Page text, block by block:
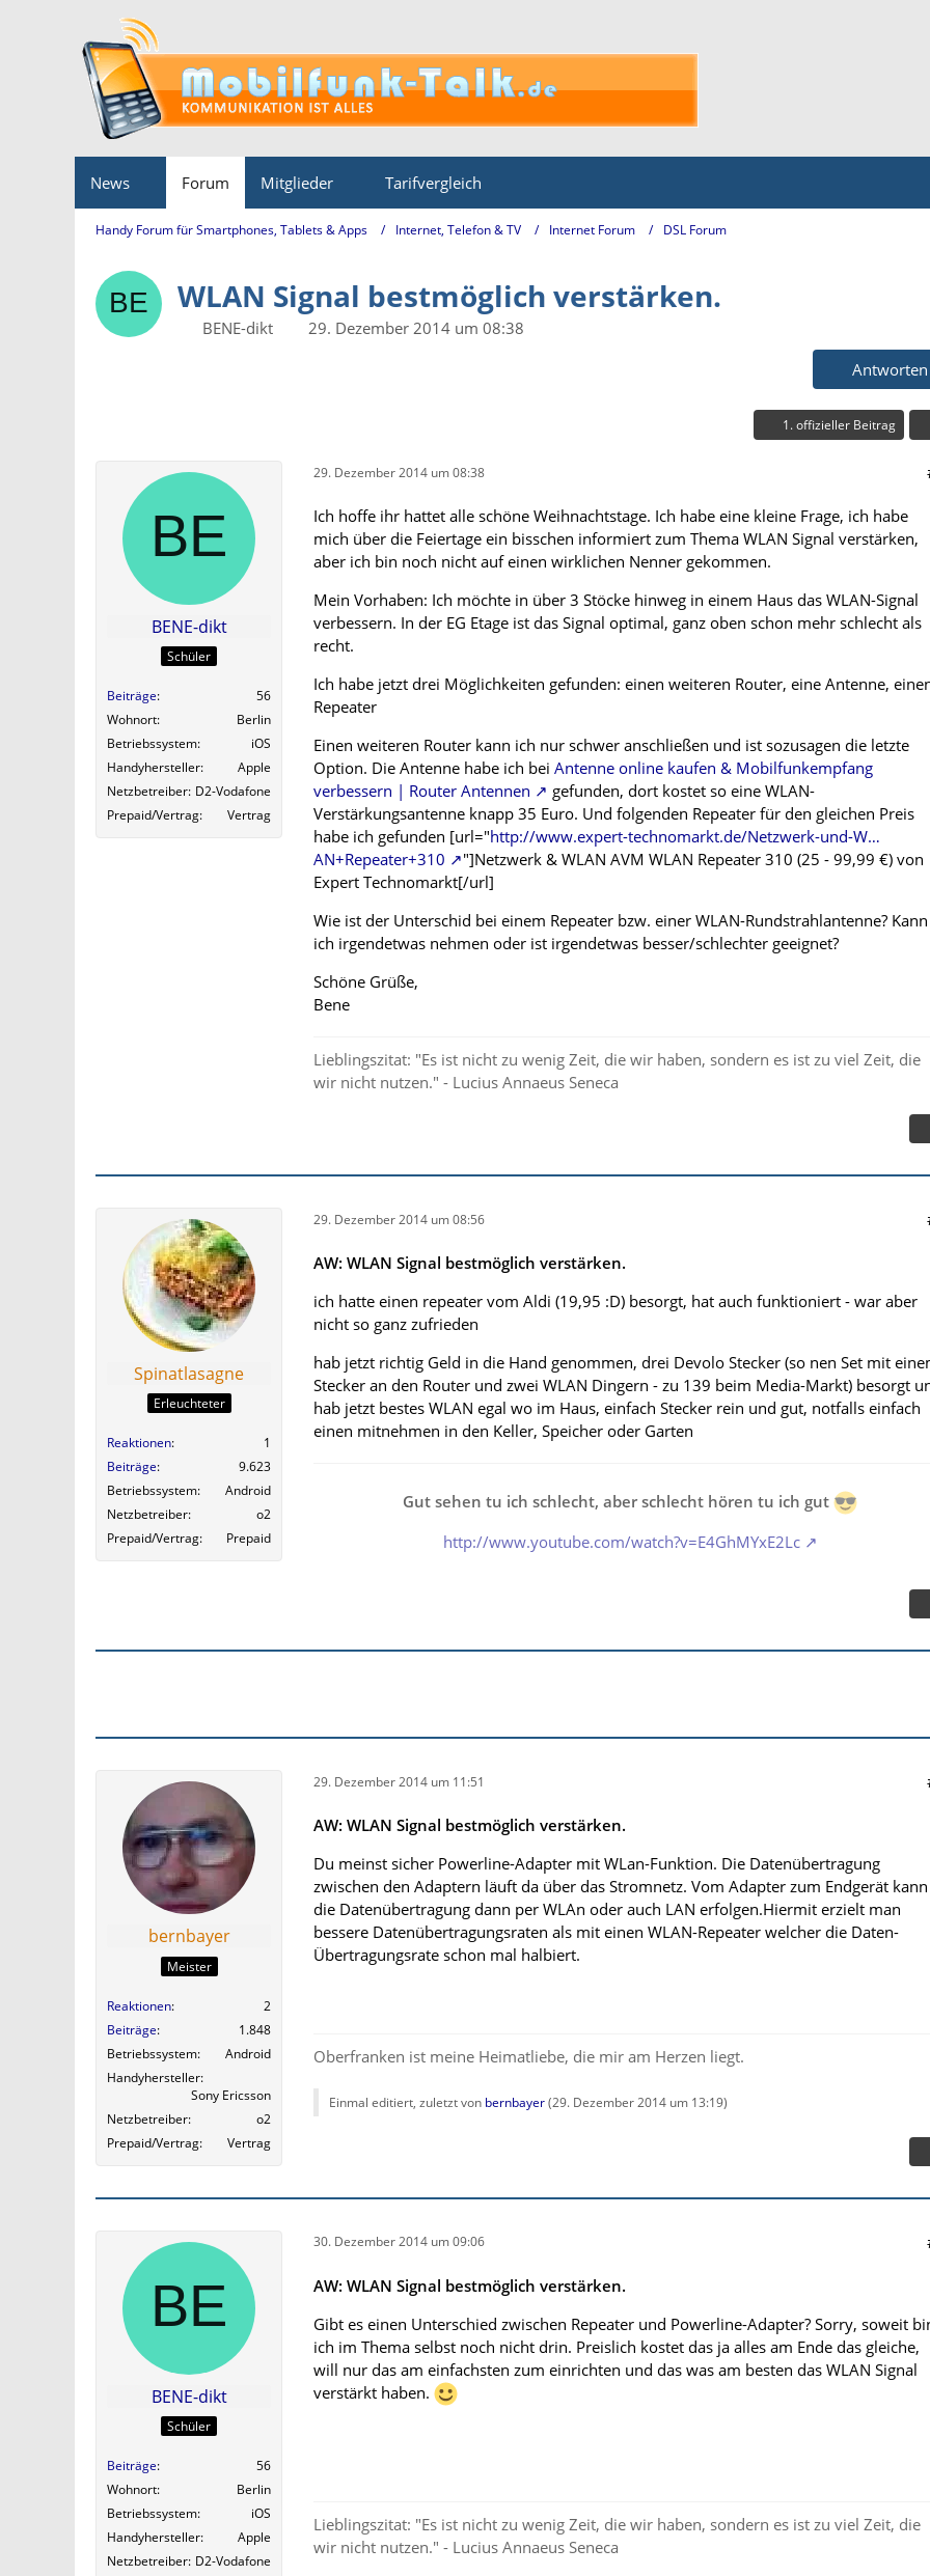
News Forum Mitglieder Tarifvergleich
Handy Forum für Smartphones, Tablets & Apps Internet, Telefon & TV Internet Forum DSL Forum
WLAN Signal bestmöglich verstärken.
BENE-dikt
29. Dezember 2014 um 08:38
Antworten
1. offizieller Beitrag
BENE-dikt
Schüler
Beiträge
56
Wohnort
Berlin
Betriebssystem
iOS
Handyhersteller
Apple
Netzbetreiber D2-Vodafone
Prepaid/Vertrag
Vertrag
29. Dezember 2014 um 08:38
Ich hoffe ihr hattet alle schöne Weihnachtstage. Ich habe eine kleine Frage, ich habe
mich über die Feiertage ein bisschen informiert zum Thema WLAN Signal verstärken,
aber ich bin noch nicht auf einen wirklichen Nenner gekommen.
Mein Vorhaben: Ich möchte in über 3 Stöcke hinweg in einem Haus das WLAN-Signal
verbessern. In der EG Etage ist das Signal optimal, ganz oben schon mehr schlecht als
recht.
Ich habe jetzt drei Möglichkeiten gefunden: einen weiteren Router, eine Antenne,
Repeater
Einen weiteren Router kann ich nur schwer anschließen und ist sozusagen die letzte
Option. Die Antenne habe ich bei Antenne online kaufen & Mobilfunkempfang
verbessern | Router Antennen
gefunden, dort kostet so eine WLAN-
Verstärkungsantenne knapp 35 Euro. Und folgenden Repeater für den gleichen Preis
habe ich gefunden [url="http://www.expert-technomarkt.de/Netzwerk-und-W…
AN+Repeater+310
"]Netzwerk & WLAN AVM WLAN Repeater 310 (25 - 99,99 €) von
Expert Technomarkt[/url]
Wie ist der Unterschid bei einem Repeater bzw. einer WLAN-Rundstrahlantenne? Kann
ich irgendetwas nehmen oder ist irgendetwas besser/schlechter geeignet?
Schöne Grüße,
Bene
Lieblingszitat: "Es ist nicht zu wenig Zeit, die wir haben, sondern es ist zu viel Zeit, die
wir nicht nutzen." - Lucius Annaeus Seneca
Spinatlasagne
Erleuchteter
Reaktionen
1
Beiträge
9.623
Betriebssystem
Android
Netzbetreiber
o2
Prepaid/Vertrag
Prepaid
29. Dezember 2014 um 08:56
AW: WLAN Signal bestmöglich verstärken.
ich hatte einen repeater vom Aldi (19,95 :D) besorgt, hat auch funktioniert - war aber
nicht so ganz zufrieden
hab jetzt richtig Geld in die Hand genommen, drei Devolo Stecker (so nen Set mit
Stecker an den Router und zwei WLAN Dingern - zu 139 beim Media-Markt) besorgt
hab jetzt bestes WLAN egal wo im Haus, einfach Stecker rein und gut, notfalls einfach
einen mitnehmen in den Keller, Speicher oder Garten
Gut sehen tu ich schlecht, aber schlecht hören tu ich gut
http://www.youtube.com/watch?v=E4GhMYxE2Lc
bernbayer
Meister
Reaktionen
2
Beiträge
1.848
Betriebssystem
Android
Handyhersteller
Sony Ericsson
Netzbetreiber
o2
Prepaid/Vertrag
Vertrag
29. Dezember 2014 um 11:51
AW: WLAN Signal bestmöglich verstärken.
Du meinst sicher Powerline-Adapter mit WLan-Funktion. Die Datenübertragung
zwischen den Adaptern läuft da über das Stromnetz. Vom Adapter zum Endgerät kann
die Datenübertragung dann per WLAn oder auch LAN erfolgen.Hiermit erzielt man
bessere Datenübertragungsraten als mit einen WLAN-Repeater welcher die Daten-
Übertragungsrate schon mal halbiert.
Oberfranken ist meine Heimatliebe, die mir am Herzen liegt.
Einmal editiert, zuletzt von bernbayer(29. Dezember 2014 um 13:19)
BENE-dikt
Schüler
Beiträge
56
Wohnort
Berlin
Betriebssystem
iOS
Handyhersteller
Apple
Netzbetreiber D2-Vodafone
30. Dezember 2014 um 09:06
AW: WLAN Signal bestmöglich verstärken.
Gibt es einen Unterschied zwischen Repeater und Powerline-Adapter? Sorry, soweit
ich im Thema selbst noch nicht drin. Preislich kostet das ja alles am Ende das gleiche,
will nur das am einfachsten zum einrichten und das was am besten das WLAN Signal
verstärkt haben.
Lieblingszitat: "Es ist nicht zu wenig Zeit, die wir haben, sondern es ist zu viel Zeit, die
wir nicht nutzen." - Lucius Annaeus Seneca